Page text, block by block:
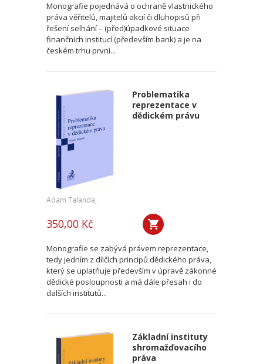
Monografie pojednává o ochraně vlastnického
práva věřitelů, majitelů akcií či dluhopisů při
řešení selhání – (před)úpadkové situace
finančních institucí (především bank) a je na
českém trhu první...
Problematika
reprezentace v
dědickém právu
Adam Talanda,
350,00 Kč
Monografie se zabývá právem reprezentace,
tedy jedním z dílčích principů dědického práva,
který se uplatňuje především v úpravě zákonné
dědické posloupnosti a má dále přesah i do
dalších institutů...
Základní instituty
shromažďovacího
práva